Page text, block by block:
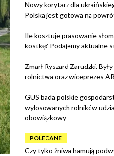
Nowy korytarz dla
Polska jest gotowa na
Ile kosztuje prasowanie
kostkę? Podajemy aktualne
Zmarł Ryszard Zarudzki.
rolnictwa oraz wiceprezes
GUS bada polskie
wylosowanych rolników
obowiązkowy
POLECANE
Czy tylko żniwa hamują